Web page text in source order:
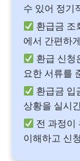
수 있어 정기
환급금 조
에서 간편하
환급 신청
요한 서류를
환급금 입
상황을 실시
전 과정이
이해하고 신